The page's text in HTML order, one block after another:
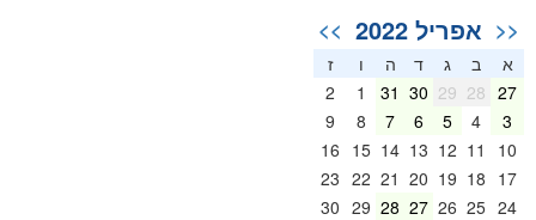
<< אפריל 2022 >>
א ב ג ד ה
ז
27
28
29
30
31
2
3
4
5
6
7
8
9
10
11
12
13
14
15
16
17
18
19
20
21
22
23
24
25
26
27
28
29
30